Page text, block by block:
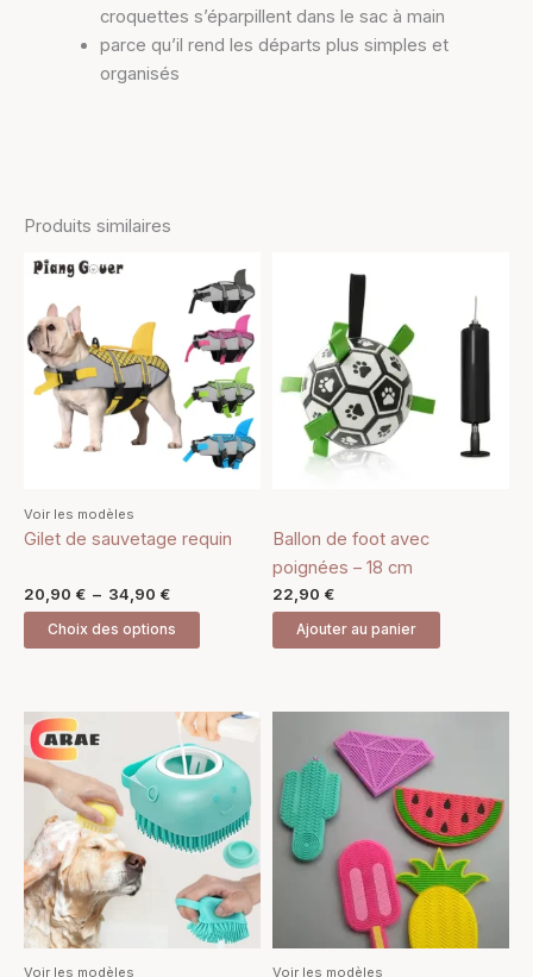
croquettes s’éparpillent dans le sac à main
parce qu’il rend les départs plus simples et
organisés
Produits similaires
Voir les modèles
Gilet de sauvetage requin
20,90 € – 34,90 €
prix :
34,90 €
Choix des options
produit
plusieurs
variations.
Les
options
peuvent
sur
page
Ballon de foot avec
poignées – 18 cm
22,90 €
Ajouter au panier
Voir les modèles
Ce
produit
a
plusieurs
variations.
Les
options
peuvent
Voir les modèles
plusieurs
variations.
Les
options
peuvent
être